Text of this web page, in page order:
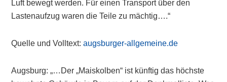
Luft bewegt werden. Für einen Transport über den
Lastenaufzug waren die Teile zu mächtig….“
Quelle und Volltext:augsburger-allgemeine.de
Augsburg: „…Der „Maiskolben“ ist künftig das höchste